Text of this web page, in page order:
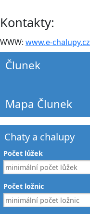
Kontakty:
WWW: www.e-chalupy.cz
Člunek
Mapa Člunek
Chaty a chalupy
Počet lůžek
Počet ložnic